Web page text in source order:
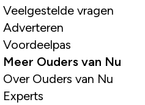
Veelgestelde vragen
Adverteren
Voordeelpas
Meer Ouders van Nu
Over Ouders van Nu
Experts